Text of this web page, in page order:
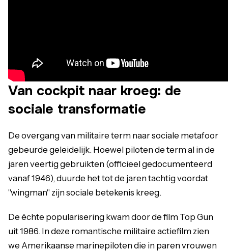
Van cockpit naar kroeg: de
sociale transformatie
De overgang van militaire term naar sociale metafoor
gebeurde geleidelijk. Hoewel piloten de term al in de
jaren veertig gebruikten (officieel gedocumenteerd
vanaf 1946), duurde het tot de jaren tachtig voordat
"wingman" zijn sociale betekenis kreeg.
De échte popularisering kwam door de film Top Gun
uit 1986. In deze romantische militaire actiefilm zien
we Amerikaanse marinepiloten die in paren vrouwen